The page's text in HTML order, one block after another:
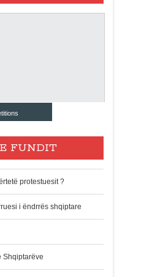
FUNDIT
protestuesit ?
i ëndrrës shqiptare
Shqiptarëve